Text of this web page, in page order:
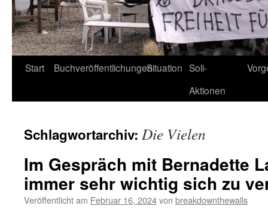
Start BuchveröffentlichungenSituation Soli-
Aktionen
Schlagwortarchiv: Die Vielen
Im Gespräch mit Bernadette
immer sehr wichtig sich zu
Veröffentlicht am Februar 16, 2024von breakdownthewalls